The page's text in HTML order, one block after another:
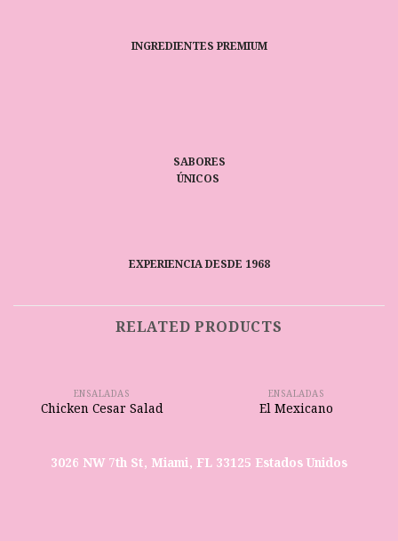
INGREDIENTES PREMIUM
SABORES
ÚNICOS
EXPERIENCIA DESDE 1968
RELATED PRODUCTS
ENSALADAS
Chicken Cesar Salad
ENSALADAS
El Mexicano
3026 NW 7th St, Miami, FL 33125 Estados Unidos